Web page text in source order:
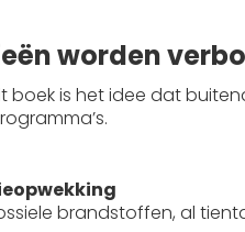
worden
boek is het idee dat
brandstoffen, al